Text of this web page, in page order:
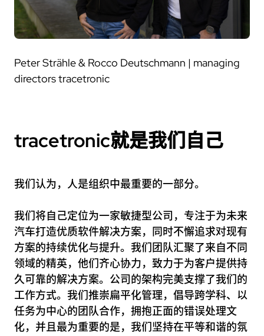
Peter Strähle & Rocco Deutschmann | managing
directors tracetronic
tracetronic就是我们自己
我们认为，人是组织中最重要的一部分。
我们将自己定位为一家敏捷型公司，专注于为未来
汽车打造优质软件解决方案，同时不懈追求对现有
方案的持续优化与提升。我们团队汇聚了来自不同
领域的精英，他们齐心协力，致力于为客户提供持
久可靠的解决方案。公司的架构完美支撑了我们的
工作方式。我们推崇扁平化管理，倡导跨学科、以
任务为中心的团队合作，拥抱正面的错误处理文
化，并且最为重要的是，我们坚持在平等和谐的氛